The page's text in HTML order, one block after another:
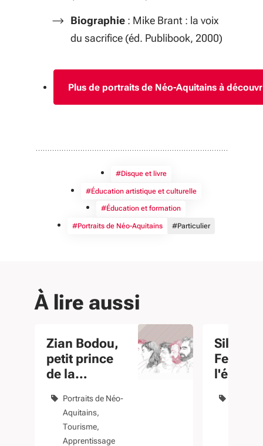
Biographie : Mike Brant : la voix
du sacrifice (éd. Publibook, 2000)
Plus de portraits de Néo-Aquitains à
#Disque et livre
#Éducation artistique et culturelle
#Éducation et formation
#Portraits de Néo-Aquitains #Particulier
À lire aussi
Zian Bodou,
petit prince
de la
Portraits de Néo-
Aquitains
Tourisme
Apprentissage
Silvia